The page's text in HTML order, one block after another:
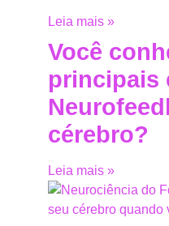
Leia mais »
Você
principais
cérebro?
Leia mais »